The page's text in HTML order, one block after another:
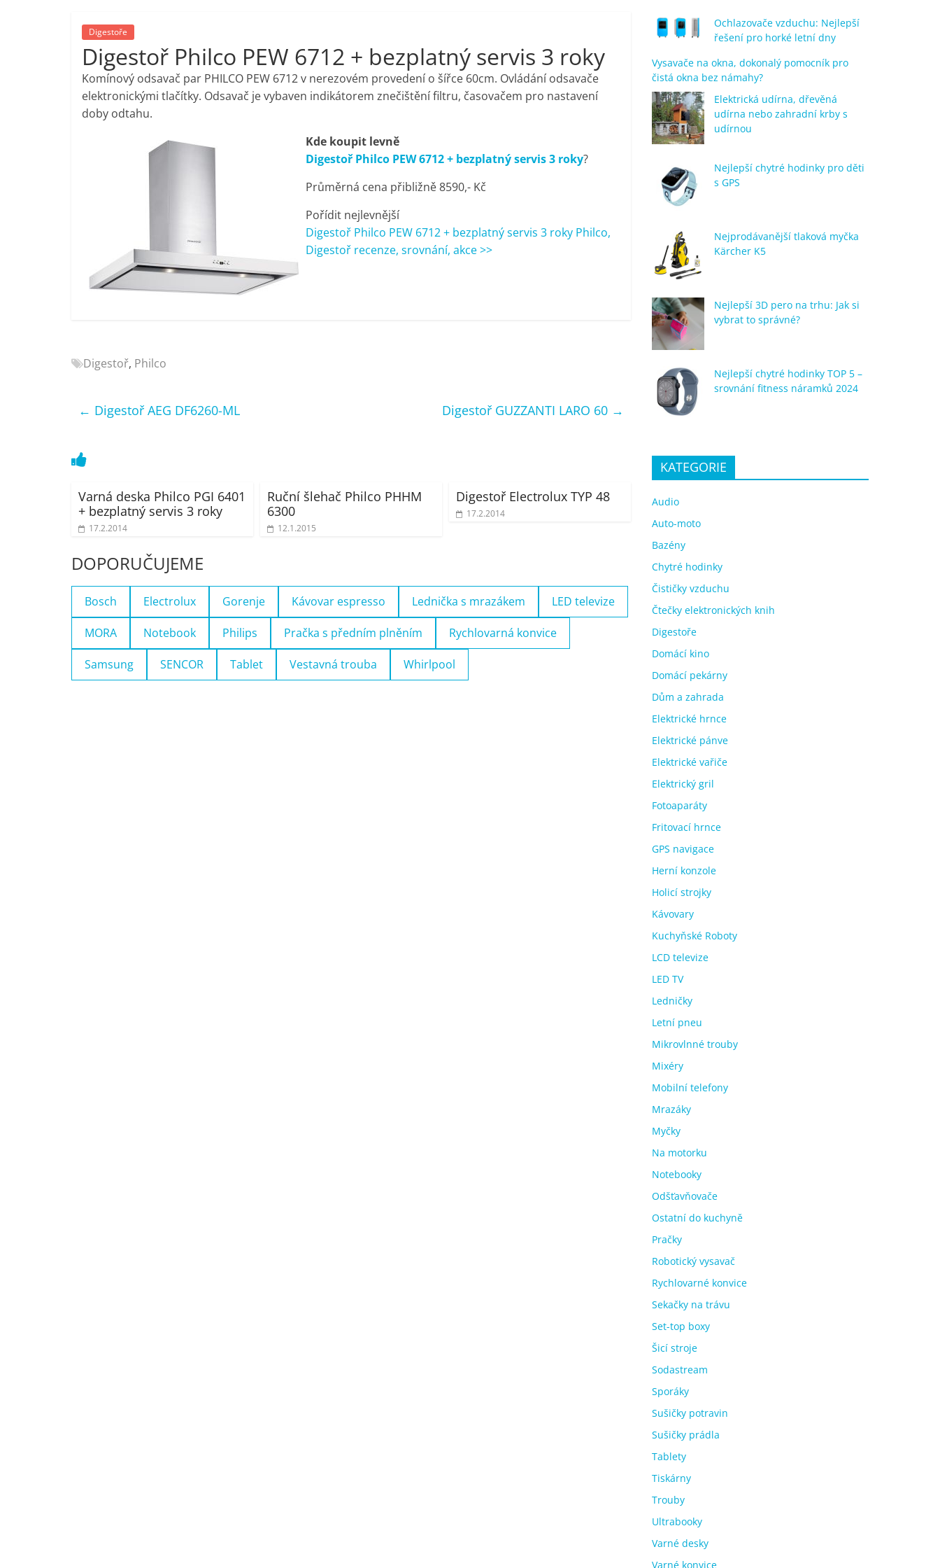
porovnání,
pračky,
televize,
notebooky,
mobilní
telefony,
kávovary,
bazény
porovnání
recenze,
notebooky,
telefony,
kávovary,
bazény
Digestoře
Digestoř Philco PEW 6712 + bezplatný servis 3 roky
Komínový odsavač par PHILCO PEW 6712 v nerezovém provedení o šířce 60cm. Ovládání odsavače
elektronickými tlačítky. Odsavač je vybaven indikátorem znečištění filtru, časovačem pro nastavení
doby odtahu.
Kde koupit levně
Digestoř Philco PEW 6712 + bezplatný servis 3 roky?
Průměrná cena přibližně 8590,- Kč
Pořídit nejlevnější
Digestoř Philco PEW 6712 + bezplatný servis 3 roky Philco,
Digestoř recenze, srovnání, akce >>
Digestoř, Philco
← Digestoř AEG DF6260-ML Digestoř GUZZANTI LARO 60 →
Varná deska Philco PGI 6401
+ bezplatný servis 3 roky
17.2.2014
Ruční šlehač Philco PHHM
6300
12.1.2015
Digestoř Electrolux TYP 48
17.2.2014
DOPORUČUJEME
Bosch Electrolux Gorenje Kávovar espresso Lednička s mrazákem LED televize
MORA Notebook Philips Pračka s předním plněním Rychlovarná konvice
Samsung SENCOR Tablet Vestavná trouba Whirlpool
Ochlazovače vzduchu: Nejlepší
řešení pro horké letní dny
Vysavače na okna, dokonalý pomocník pro
čistá okna bez námahy?
Elektrická udírna, dřevěná
udírna nebo zahradní krby s
udírnou
Nejlepší chytré hodinky pro děti
s GPS
Nejprodávanější tlaková myčka
Kärcher K5
Nejlepší 3D pero na trhu: Jak si
vybrat to správné?
Nejlepší chytré hodinky TOP 5 –
srovnání fitness náramků 2024
KATEGORIE
Audio
Auto-moto
Bazény
Chytré hodinky
Čističky vzduchu
Čtečky elektronických knih
Digestoře
Domácí kino
Domácí pekárny
Dům a zahrada
Elektrické hrnce
Elektrické pánve
Elektrické vařiče
Elektrický gril
Fotoaparáty
Fritovací hrnce
GPS navigace
Herní konzole
Holicí strojky
Kávovary
Kuchyňské Roboty
LCD televize
LED TV
Ledničky
Letní pneu
Mikrovlnné trouby
Mixéry
Mobilní telefony
Mrazáky
Myčky
Na motorku
Notebooky
Odšťavňovače
Ostatní do kuchyně
Pračky
Robotický vysavač
Rychlovarné konvice
Sekačky na trávu
Set-top boxy
Šicí stroje
Sodastream
Sporáky
Sušičky potravin
Sušičky prádla
Tablety
Tiskárny
Trouby
Ultrabooky
Varné desky
Varné konvice